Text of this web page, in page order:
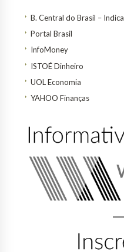
B. Central do Brasil –
Portal Brasil
InfoMoney
ISTOÉ Dinheiro
UOL Economia
YAHOO Finanças